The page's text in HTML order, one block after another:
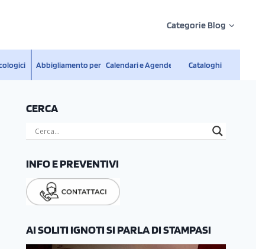
Categorie Blog
Abbigliamento personalizzato
Calendari e Agende Cataloghi
CERCA
INFO E PREVENTIVI
AI SOLITI IGNOTI SI PARLA DI STAMPASI